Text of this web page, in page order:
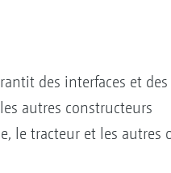
des interfaces et
autres constructeurs
le tracteur et les autres